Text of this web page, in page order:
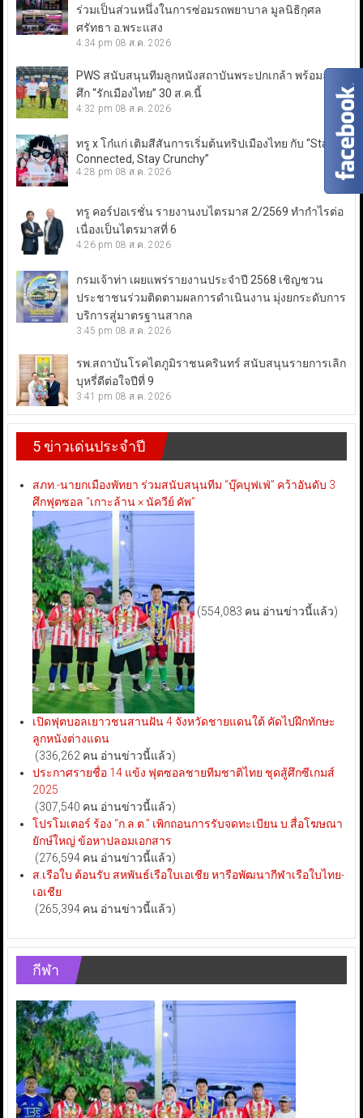
ร่วมเป็นส่วนหนึ่งในการซ่อมรถพยาบาล มูลนิธิกุศล
ศรัทธา อ.พระแสง
4:34 pm 08 ส.ค. 2026
PWS สนับสนุนทีมลูกหนังสถาบันพระปกเกล้า พร้อมลุย
ศึก “รักเมืองไทย” 30 ส.ค.นี้
4:32 pm 08 ส.ค. 2026
ทรู x โก๋แก่ เติมสีสันการเริ่มต้นทริปเมืองไทย กับ “Stay
Connected, Stay Crunchy”
4:28 pm 08 ส.ค. 2026
ทรู คอร์ปอเรชั่น รายงานงบไตรมาส 2/2569 ทำกำไรต่อ
เนื่องเป็นไตรมาสที่ 6
4:26 pm 08 ส.ค. 2026
กรมเจ้าท่า เผยแพร่รายงานประจำปี 2568 เชิญชวน
ประชาชนร่วมติดตามผลการดำเนินงาน มุ่งยกระดับการ
บริการสู่มาตรฐานสากล
3:45 pm 08 ส.ค. 2026
รพ.สถาบันโรคไตภูมิราชนครินทร์ สนับสนุนรายการเลิก
บุหรี่ดีต่อใจปีที่ 9
3:41 pm 08 ส.ค. 2026
5 ข่าวเด่นประจำปี
สภท.-นายกเมืองพัทยา ร่วมสนับสนุนทีม “บุ๊คบุฟเฟ่” คว้าอันดับ 3
ศึกฟุตซอล “เกาะล้าน × นัควีย์ คัพ”
(554,083 คน อ่านข่าวนี้แล้ว)
เปิดฟุตบอลเยาวชนสานฝัน 4 จังหวัดชายแดนใต้ คัดไปฝึกทักษะ
ลูกหนังต่างแดน
(336,262 คน อ่านข่าวนี้แล้ว)
ประกาศรายชื่อ 14 แข้ง ฟุตซอลชายทีมชาติไทย ชุดสู้ศึกซีเกมส์
2025
(307,540 คน อ่านข่าวนี้แล้ว)
โปรโมเตอร์ ร้อง “ก.ล.ต.” เพิกถอนการรับจดทะเบียน บ.สื่อโฆษณา
ยักษ์ใหญ่ ข้อหาปลอมเอกสาร
(276,594 คน อ่านข่าวนี้แล้ว)
ส.เรือใบ ต้อนรับ สหพันธ์เรือใบเอเชีย หารือพัฒนากีฬาเรือใบไทย-
เอเชีย
(265,394 คน อ่านข่าวนี้แล้ว)
กีฬา